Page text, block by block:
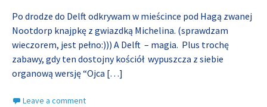
Po drodze do Delft odkrywam w mieścince pod Hagą zwanej
Nootdorp knajpkę z gwiazdką Michelina. (sprawdzam
wieczorem, jest pełno:))) A Delft – magia. Plus trochę
zabawy, gdy ten dostojny kościół wypuszcza z siebie
organową wersję “Ojca […]
Leave a comment